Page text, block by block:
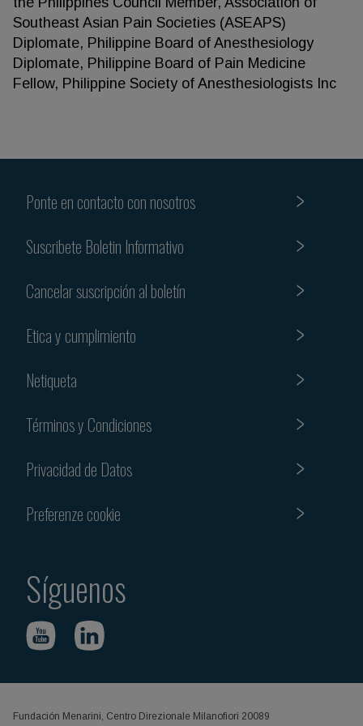
Southeast Asian Pain Societies (ASEAPS)
Diplomate, Philippine Board of Anesthesiology
Diplomate, Philippine Board of Pain Medicine
Fellow, Philippine Society of Anesthesiologists Inc
Ponte en contacto con nosotros
Suscribete Boletin Informativo
Cancelar suscripción al boletín
Etica y cumplimiento
Netiqueta
Términos y Condiciones
Privacidad de Datos
Preferenze cookie
Síguenos
Fundación Menarini, Centro Direzionale Milanofiori 20089